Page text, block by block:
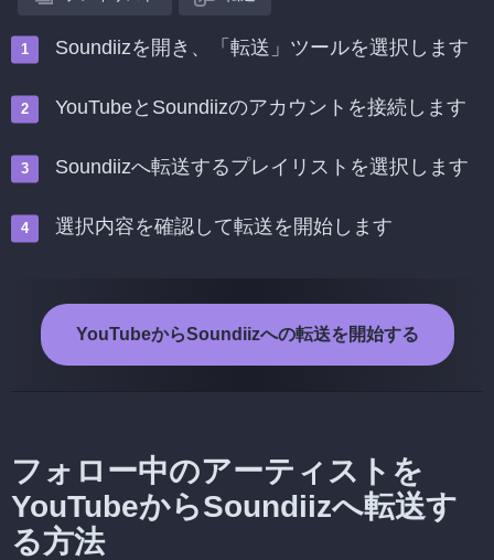
Soundiizを開き、「転送」ツールを選択します
YouTubeとSoundiizのアカウントを接続します
Soundiizへ転送するプレイリストを選択します
選択内容を確認して転送を開始します
YouTubeからSoundiizへの転送を開始する
フォロー中のアーティストを
YouTubeからSoundiizへ転送す
る方法